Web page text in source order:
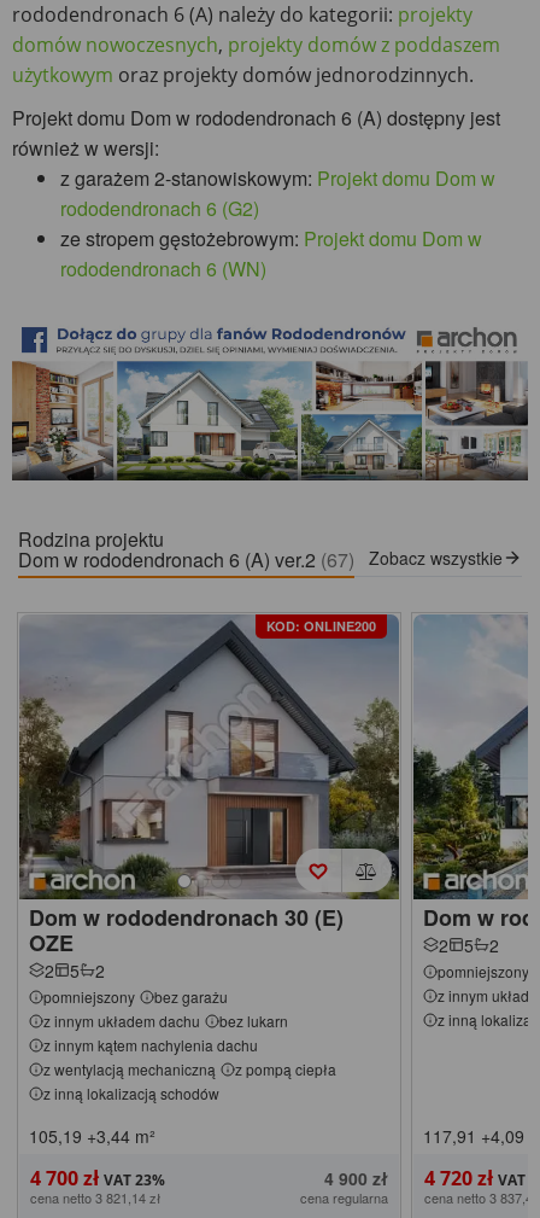
rododendronach 6 (A) należy do kategorii: projekty
domów nowoczesnych, projekty domów z poddaszem
użytkowym oraz projekty domów jednorodzinnych.
Projekt domu Dom w rododendronach 6 (A) dostępny jest
również w wersji:
z garażem 2-stanowiskowym: Projekt domu Dom w
rododendronach 6 (G2)
ze stropem gęstożebrowym: Projekt domu Dom w
rododendronach 6 (WN)
Rodzina projektu
Dom w rododendronach 6 (A) ver.2 (67) Zobacz wszystkie
KOD: ONLINE200
Dom w rododendronach 30 (E)
OZE
2 5 2
pomniejszony
bez garażu
z innym układem dachu
bez lukarn
z innym kątem nachylenia dachu
z wentylacją mechaniczną
z pompą ciepła
z inną lokalizacją schodów
105,19 +3,44 m²
4 700 zł 4 900 zł
cena netto 3 821,14 zł
cena regularna
Dom w
2 5 2
pomniejszony
z innym
z inną
117,91 +4,09
4 720 zł
cena netto 3